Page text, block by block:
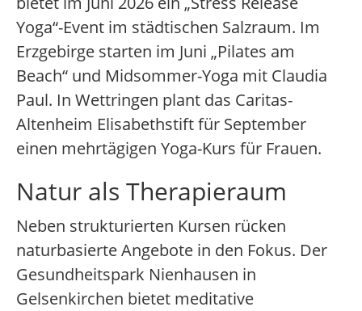
Yoga“-Event im städtischen Salzraum. Im
Erzgebirge starten im Juni „Pilates am
Beach“ und Midsommer-Yoga mit Claudia
Paul. In Wettringen plant das Caritas-
Altenheim Elisabethstift für September
einen mehrtägigen Yoga-Kurs für Frauen.
Natur als Therapieraum
Neben strukturierten Kursen rücken
naturbasierte Angebote in den Fokus. Der
Gesundheitspark Nienhausen in
Gelsenkirchen bietet meditative